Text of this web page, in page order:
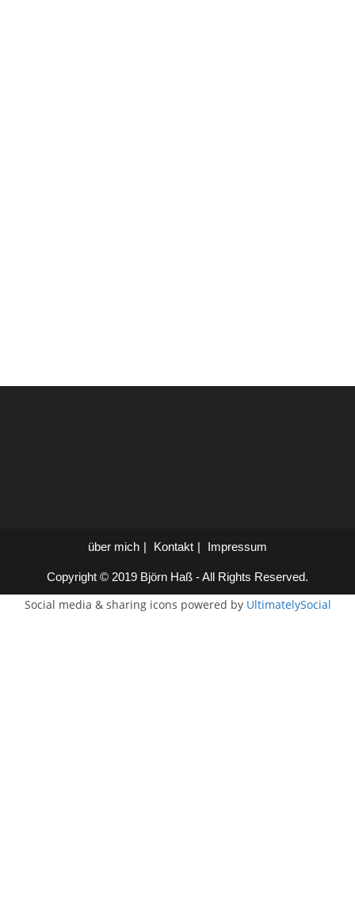
über mich Kontakt Impressum
Copyright © 2019 Björn Haß - All Rights Reserved.
Social media & sharing icons powered by UltimatelySocial